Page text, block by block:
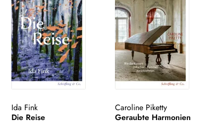
Ida Fink
Die Reise
Caroline Piketty
Geraubte Harmonien